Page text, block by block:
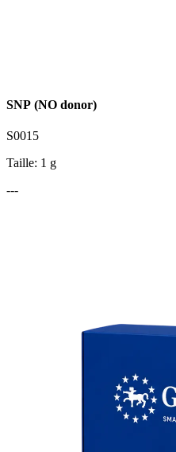
SNP (NO donor)
S0015
Taille: 1 g
---